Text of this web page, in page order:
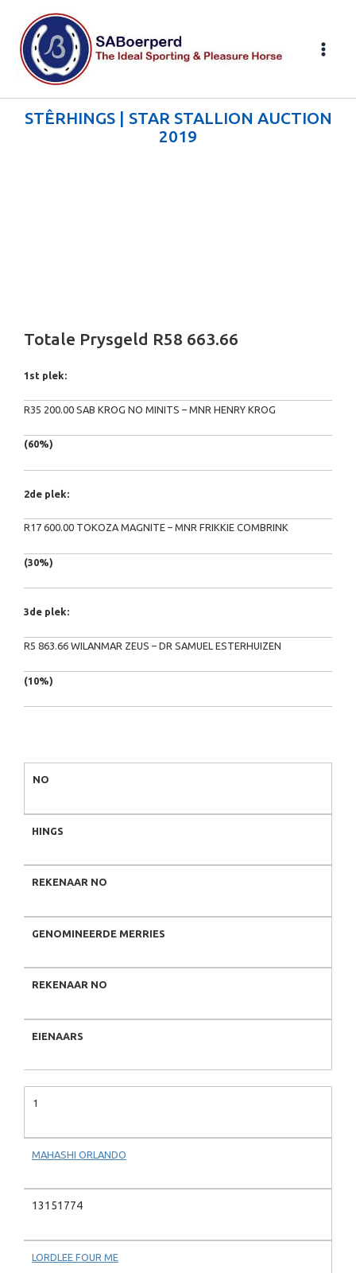
content
STÊRHINGS | STAR STALLION AUCTION
2019
Totale Prysgeld R58 663.66
1st plek:
R35 200.00 SAB KROG NO MINITS – MNR HENRY KROG
(60%)
2de plek:
R17 600.00 TOKOZA MAGNITE – MNR FRIKKIE COMBRINK
(30%)
3de plek:
R5 863.66 WILANMAR ZEUS – DR SAMUEL ESTERHUIZEN
(10%)
NO
HINGS
REKENAAR NO
GENOMINEERDE MERRIES
REKENAAR NO
EIENAARS
1
MAHASHI ORLANDO
13151774
LORDLEE FOUR ME